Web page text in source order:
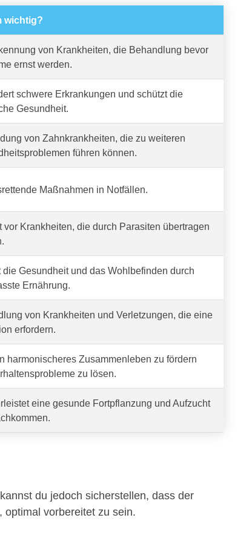
wichtig?
von Krankheiten, die Behandlung bevor
ernst werden.
schwere Erkrankungen und schützt die
Gesundheit.
von Zahnkrankheiten, die zu weiteren
führen können.
Maßnahmen in Notfällen.
vor Krankheiten, die durch Parasiten übertragen
die Gesundheit und das Wohlbefinden durch
Ernährung.
von Krankheiten und Verletzungen, die eine
erfordern.
harmonischeres Zusammenleben zu fördern
zu lösen.
eine gesunde Fortpflanzung und Aufzucht
du jedoch sicherstellen, dass der
optimal vorbereitet zu sein.